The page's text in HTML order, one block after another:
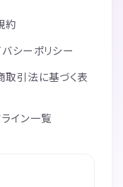
約
シーポリシー
取引法に基づく表
イン一覧